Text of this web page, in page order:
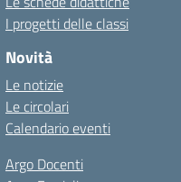
I progetti delle classi
Novità
Le notizie
Le circolari
Calendario eventi
Argo Docenti